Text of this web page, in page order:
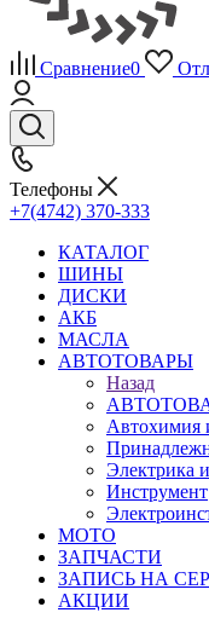
Сравнение0
Телефоны
+7(4742) 370-333
КАТАЛОГ
ШИНЫ
ДИСКИ
АКБ
МАСЛА
АВТОТОВАРЫ
Назад
Автохимия
Электрика
Инструмент
МОТО
ЗАПЧАСТИ
ЗАПИСЬ НА
АКЦИИ